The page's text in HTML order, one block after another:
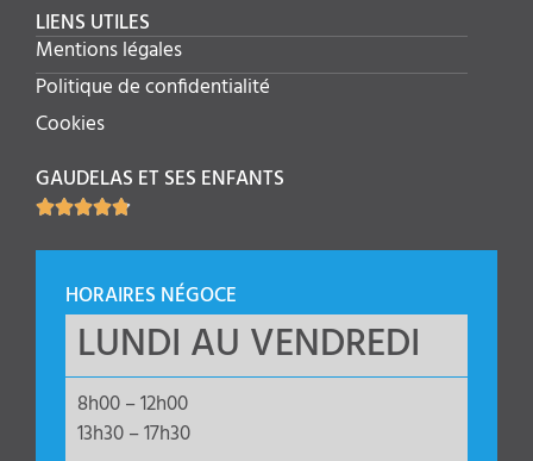
LIENS UTILES
Mentions légales
Politique de confidentialité
Cookies
GAUDELAS ET SES ENFANTS

HORAIRES NÉGOCE
LUNDI AU VENDREDI
8h00 – 12h00
13h30 – 17h30